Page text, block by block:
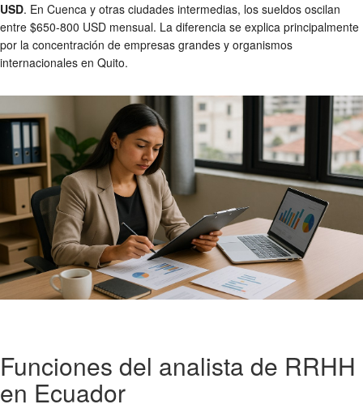
USD. En Cuenca y otras ciudades intermedias, los sueldos oscilan
entre $650-800 USD mensual. La diferencia se explica principalmente
por la concentración de empresas grandes y organismos
internacionales en Quito.
Funciones del analista de RRHH
en Ecuador